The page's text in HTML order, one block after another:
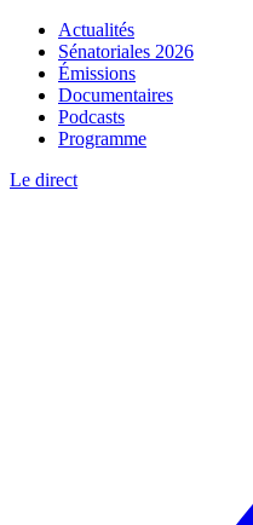
Actualités
Sénatoriales 2026
Émissions
Documentaires
Podcasts
Programme
Le direct